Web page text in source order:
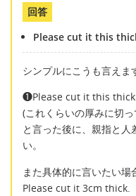
回答
Please cut it this
シンプルにこうも言えま
❶Please cut it this
(これくらいの厚みに切
と言った後に、親指と人
い。
また具体的に言いたい場
Please cut it 3cm thick.